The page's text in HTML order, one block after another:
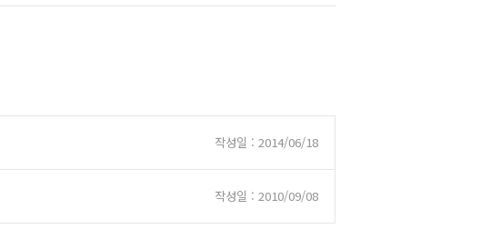
작성일 : 2014/06/18
작성일 : 2010/09/08